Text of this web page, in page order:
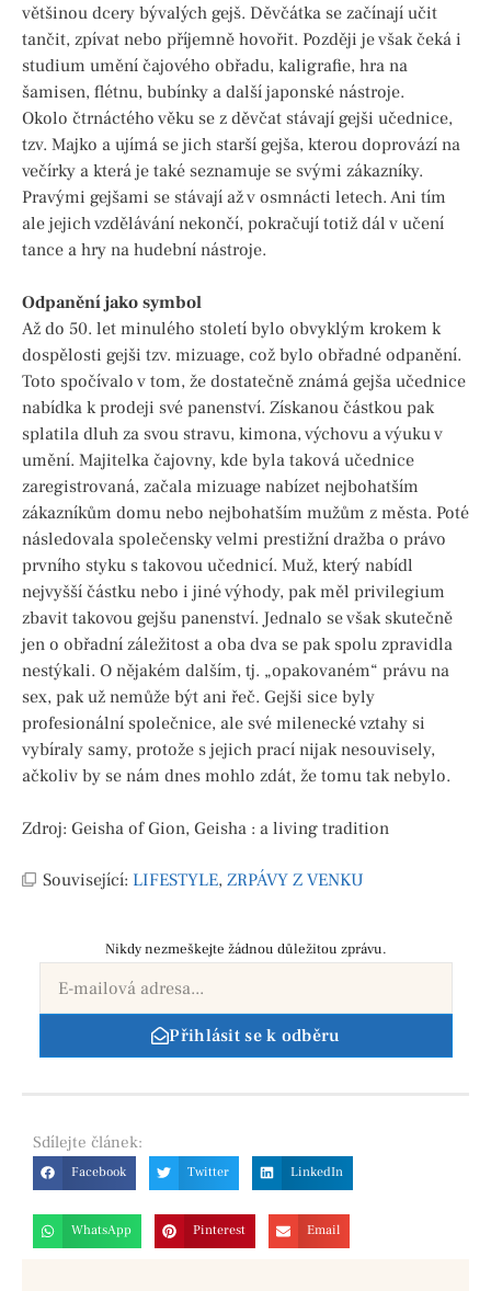
většinou dcery bývalých gejš. Děvčátka se začínají učit
tančit, zpívat nebo příjemně hovořit. Později je však čeká i
studium umění čajového obřadu, kaligrafie, hra na
šamisen, flétnu, bubínky a další japonské nástroje.
Okolo čtrnáctého věku se z děvčat stávají gejši učednice,
tzv. Majko a ujímá se jich starší gejša, kterou doprovází na
večírky a která je také seznamuje se svými zákazníky.
Pravými gejšami se stávají až v osmnácti letech. Ani tím
ale jejich vzdělávání nekončí, pokračují totiž dál v učení
tance a hry na hudební nástroje.
Odpanění jako symbol
Až do 50. let minulého století bylo obvyklým krokem k
dospělosti gejši tzv. mizuage, což bylo obřadné odpanění.
Toto spočívalo v tom, že dostatečně známá gejša učednice
nabídka k prodeji své panenství. Získanou částkou pak
splatila dluh za svou stravu, kimona, výchovu a výuku v
umění. Majitelka čajovny, kde byla taková učednice
zaregistrovaná, začala mizuage nabízet nejbohatším
zákazníkům domu nebo nejbohatším mužům z města. Poté
následovala společensky velmi prestižní dražba o právo
prvního styku s takovou učednicí. Muž, který nabídl
nejvyšší částku nebo i jiné výhody, pak měl privilegium
zbavit takovou gejšu panenství. Jednalo se však skutečně
jen o obřadní záležitost a oba dva se pak spolu zpravidla
nestýkali. O nějakém dalším, tj. „opakovaném“ právu na
sex, pak už nemůže být ani řeč. Gejši sice byly
profesionální společnice, ale své milenecké vztahy si
vybíraly samy, protože s jejich prací nijak nesouvisely,
ačkoliv by se nám dnes mohlo zdát, že tomu tak nebylo.
Zdroj: Geisha of Gion, Geisha : a living tradition
Související: LIFESTYLE, ZRPÁVY Z VENKU
Nikdy nezmeškejte žádnou důležitou zprávu.
Přihlásit se k odběru
Sdílejte článek:
Facebook Twitter LinkedIn
WhatsApp Pinterest Email